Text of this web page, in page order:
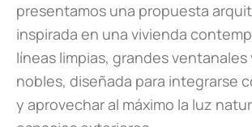
presentamos una propuesta
inspirada en una vivienda
líneas limpias, grandes
nobles, diseñada para integrarse
y aprovechar al máximo la luz